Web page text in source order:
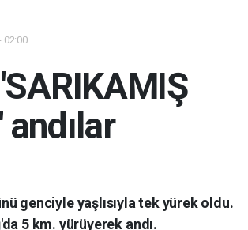
02:00
genciyle yaşlısıyla tek yürek oldu.
5 km. yürüyerek andı.